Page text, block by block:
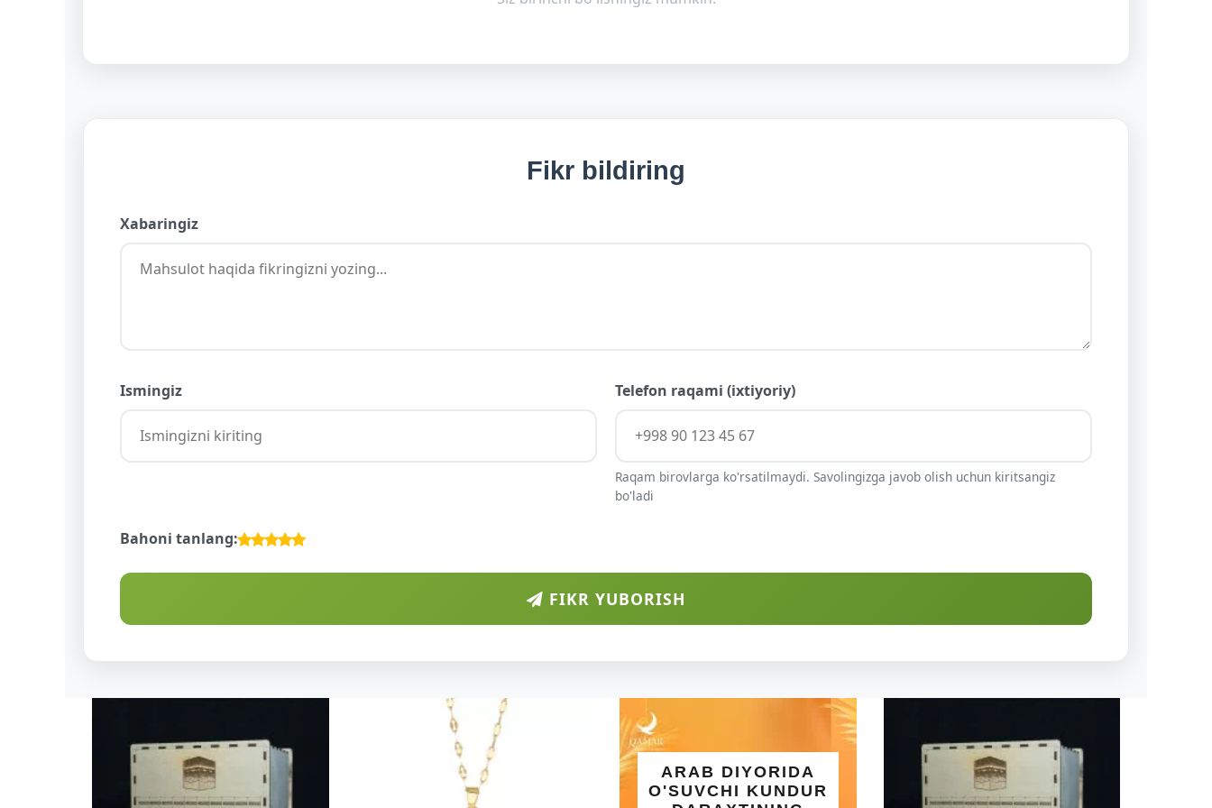
Fikr bildiring
Xabaringiz
Ismingiz Telefon raqami (ixtiyoriy)
Raqam birovlarga ko'rsatilmaydi. Savolingizga javob olish uchun kiritsangiz
bo'ladi
Bahoni tanlang:
FIKR YUBORISH
ARAB DIYORIDA
O'SUVCHI KUNDUR